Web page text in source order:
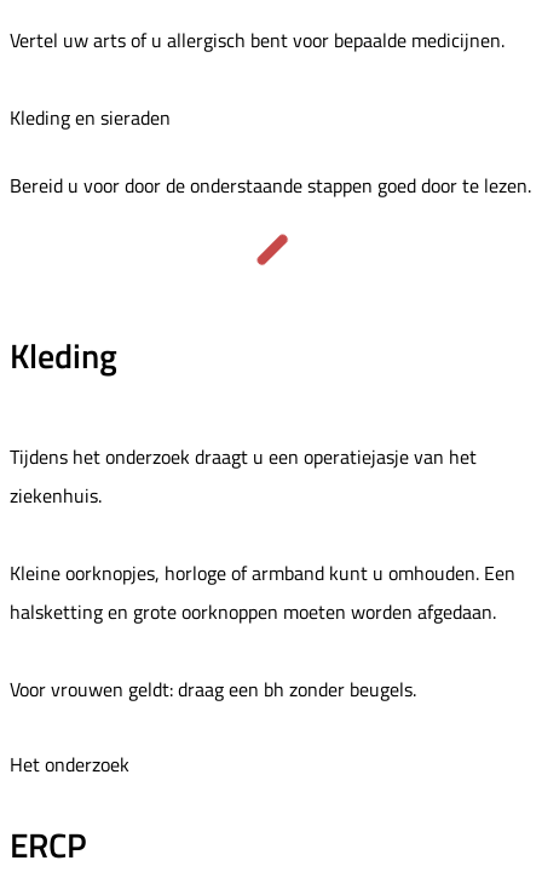
Vertel uw arts of u allergisch bent voor bepaalde medicijnen.
Kleding en sieraden
Bereid u voor door de onderstaande stappen goed door te lezen.
Kleding
Tijdens het onderzoek draagt u een operatiejasje van het
ziekenhuis.
Kleine oorknopjes, horloge of armband kunt u omhouden. Een
halsketting en grote oorknoppen moeten worden afgedaan.
Voor vrouwen geldt: draag een bh zonder beugels.
Het onderzoek
ERCP